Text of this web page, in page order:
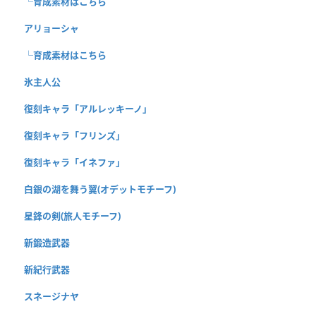
アリョーシャ
└育成素材はこちら
氷主人公
復刻キャラ「アルレッキーノ」
復刻キャラ「フリンズ」
復刻キャラ「イネファ」
白銀の湖を舞う翼(オデットモチーフ)
星鋒の剣(旅人モチーフ)
新鍛造武器
新紀行武器
スネージナヤ